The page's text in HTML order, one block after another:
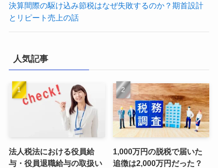
決算間際の駆け込み節税はなぜ失敗するのか？期首設計
とリピート売上の話
人気記事
法人税法における役員給
与・役員退職給与の取扱い
1,000万円の脱税で届いた
追徴は2,000万円だった？